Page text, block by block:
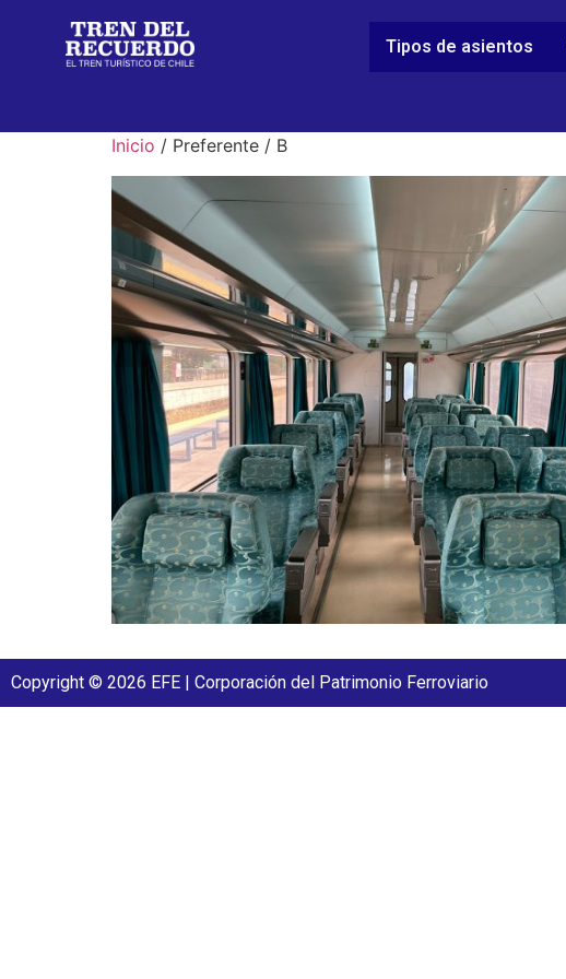
Tipos de asientos
Inicio / Preferente / B
Copyright © 2026 EFE | Corporación del Patrimonio Ferroviario